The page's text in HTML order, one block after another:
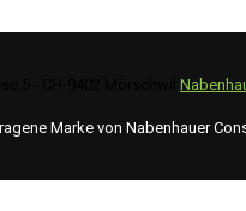
Marke von Nabenhauer